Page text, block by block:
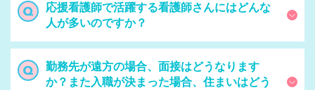
応援看護師で活躍する看護師さんにはどんな
人が多いのですか？
勤務先が遠方の場合、面接はどうなります
か？また入職が決まった場合、住まいはどう